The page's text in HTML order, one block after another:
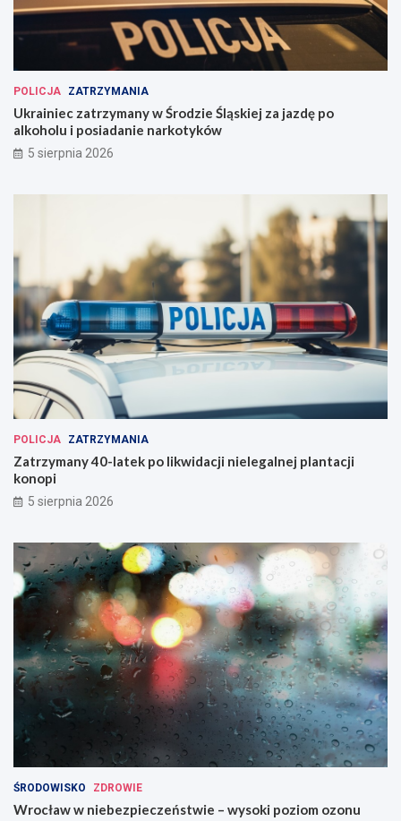
POLICJA ZATRZYMANIA
Ukrainiec zatrzymany w Środzie Śląskiej za jazdę po
alkoholu i posiadanie narkotyków
5 sierpnia 2026
POLICJA ZATRZYMANIA
Zatrzymany 40-latek po likwidacji nielegalnej plantacji
konopi
5 sierpnia 2026
ŚRODOWISKO ZDROWIE
Wrocław w niebezpieczeństwie – wysoki poziom ozonu